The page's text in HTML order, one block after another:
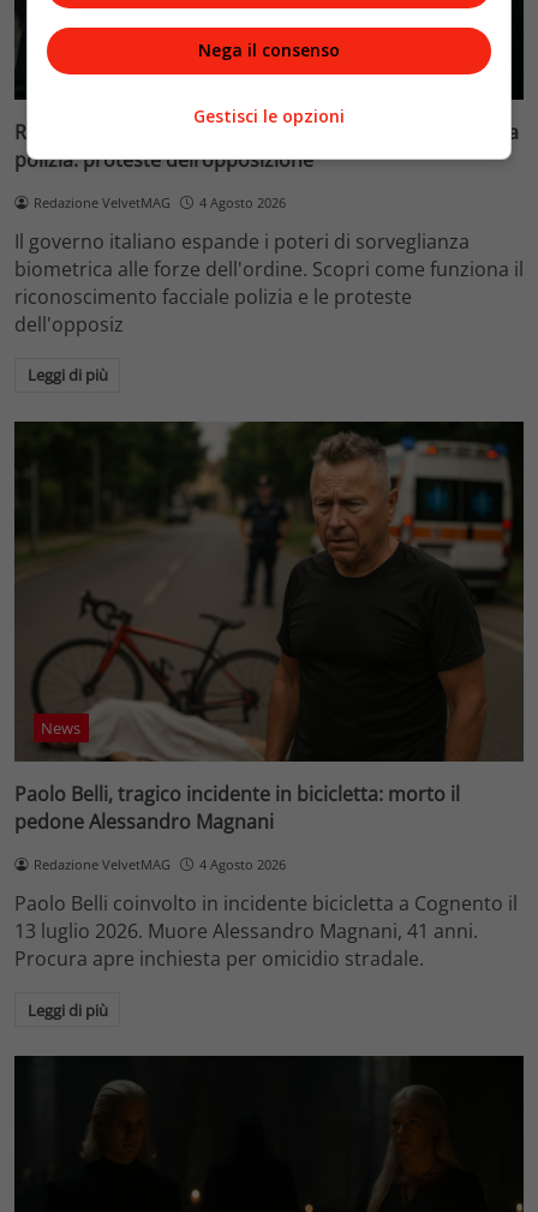
Politica
Riconoscimento facciale, il governo accelera i poteri alla
polizia: proteste dell’opposizione
Redazione VelvetMAG 4 Agosto 2026
Il governo italiano espande i poteri di sorveglianza
biometrica alle forze dell'ordine. Scopri come funziona il
riconoscimento facciale polizia e le proteste
dell'opposiz
Leggi di più
News
Paolo Belli, tragico incidente in bicicletta: morto il
pedone Alessandro Magnani
Redazione VelvetMAG 4 Agosto 2026
Paolo Belli coinvolto in incidente bicicletta a Cognento il
13 luglio 2026. Muore Alessandro Magnani, 41 anni.
Procura apre inchiesta per omicidio stradale.
Leggi di più
Nega il consenso
Gestisci le opzioni